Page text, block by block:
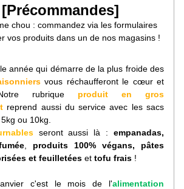
[Précommandes]
chou : commandez via les formulaires
vos produits dans un de nos magasins !
année qui démarre de la plus froide des
vous réchaufferont le cœur et
rubrique produit en gros
reprend aussi du service avec les sacs
ou 10kg.
seront aussi là : empanadas,
produits 100% végans, pâtes
et feuilletées et tofu frais !
c'est le mois de l'alimentation